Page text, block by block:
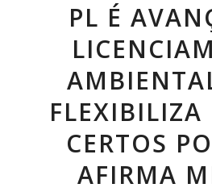
PL É
FLEXIBILIZA
CERTOS
AFIRMA